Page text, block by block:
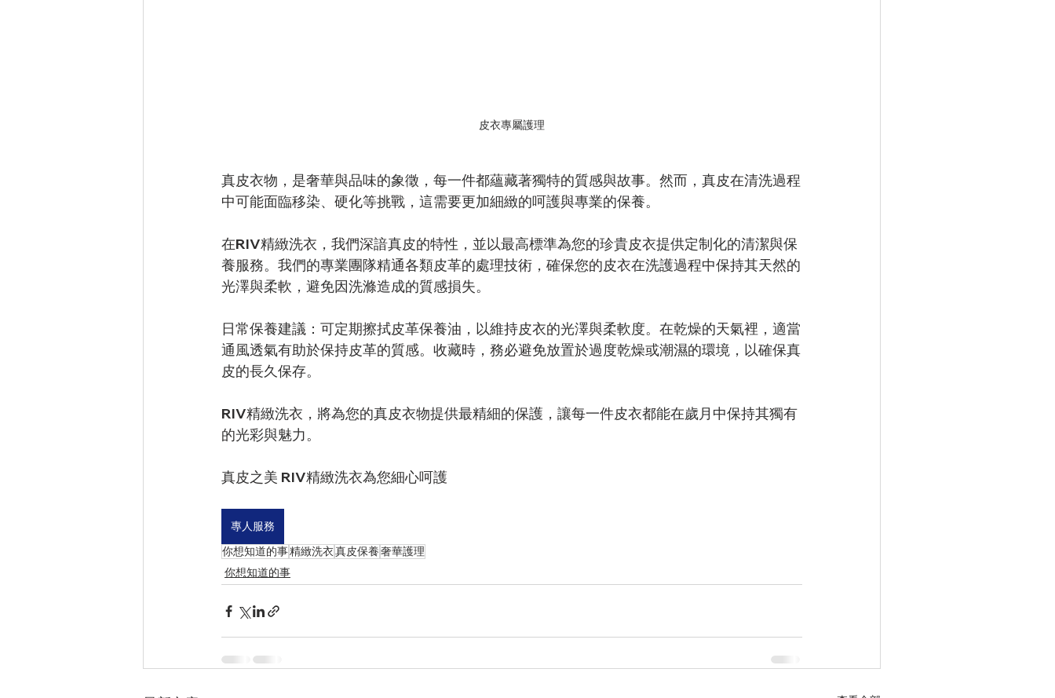
皮衣專屬護理
真皮衣物，是奢華與品味的象徵，每一件都蘊藏著獨特的質感與故事。然而，真皮在清洗過程
中可能面臨移染、硬化等挑戰，這需要更加細緻的呵護與專業的保養。
在RIV精緻洗衣，我們深諳真皮的特性，並以最高標準為您的珍貴皮衣提供定制化的清潔與保
養服務。我們的專業團隊精通各類皮革的處理技術，確保您的皮衣在洗護過程中保持其天然的
光澤與柔軟，避免因洗滌造成的質感損失。
日常保養建議：可定期擦拭皮革保養油，以維持皮衣的光澤與柔軟度。在乾燥的天氣裡，適當
通風透氣有助於保持皮革的質感。收藏時，務必避免放置於過度乾燥或潮濕的環境，以確保真
皮的長久保存。
RIV精緻洗衣，將為您的真皮衣物提供最精細的保護，讓每一件皮衣都能在歲月中保持其獨有
的光彩與魅力。
真皮之美 RIV精緻洗衣為您細心呵護
專人服務
你想知道的事精緻洗衣真皮保養奢華護理
你想知道的事